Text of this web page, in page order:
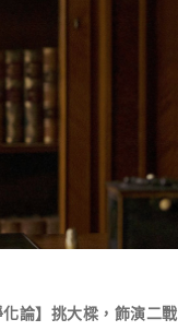
論】挑大樑，飾演二戰